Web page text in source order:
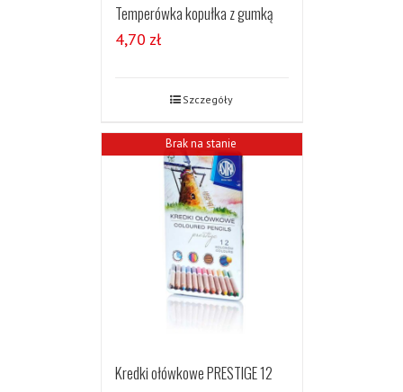
Temperówka kopułka z gumką
4,70 zł
Szczegóły
Brak na stanie
Kredki ołówkowe PRESTIGE 12